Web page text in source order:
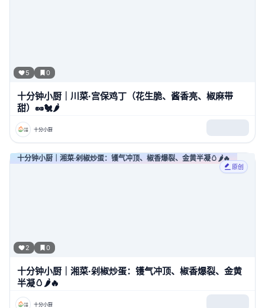
5 0
十分钟小厨｜川菜·宫保鸡丁（花生脆、酱香亮、椒麻带
甜）🥜🐔🌶️
十分小厨
十分钟小厨｜湘菜·剁椒炒蛋：镬气冲顶、椒香爆裂、金黄半凝🥚🌶️🔥
原创
2 0
十分钟小厨｜湘菜·剁椒炒蛋：镬气冲顶、椒香爆裂、金黄
半凝🥚🌶️🔥
十分小厨